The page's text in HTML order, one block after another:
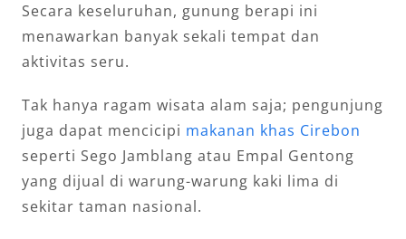
Secara keseluruhan, gunung berapi ini
menawarkan banyak sekali tempat dan
aktivitas seru.
Tak hanya ragam wisata alam saja; pengunjung
juga dapat mencicipi makanan khas Cirebon
seperti Sego Jamblang atau Empal Gentong
yang dijual di warung-warung kaki lima di
sekitar taman nasional.